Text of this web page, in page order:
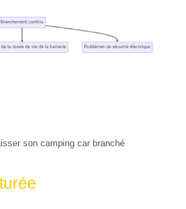
son camping car branché